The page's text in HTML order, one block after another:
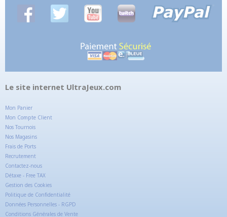
Le site internet UltraJeux.com
Mon Panier
Mon Compte Client
Nos Tournois
Nos Magasins
Frais de Ports
Recrutement
Contactez-nous
Détaxe - Free TAX
Gestion des Cookies
Politique de Confidentialité
Données Personnelles - RGPD
Conditions Générales de Vente